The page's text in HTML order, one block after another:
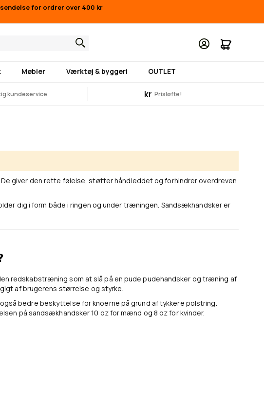
for ordrer over 400 kr
Min
Møbler Værktøj & byggeri OUTLET
kundeservice kr Prisløfte!
giver den rette følelse, støtter håndleddet og forhindrer overdreven
dig i form både i ringen og under træningen. Sandsækhandsker er
redskabstræning som at slå på en pude pudehandsker og træning af
af brugerens størrelse og styrke.
bedre beskyttelse for knoerne på grund af tykkere polstring.
på sandsækhandsker 10 oz for mænd og 8 oz for kvinder.